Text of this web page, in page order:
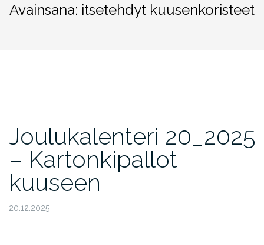
Avainsana: itsetehdyt kuusenkoristeet
Joulukalenteri 20_2025
– Kartonkipallot
kuuseen
20.12.2025